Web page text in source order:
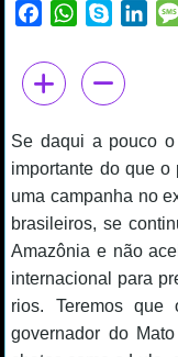
FacebookWhatsApp
Skype
Se daqui a pouco
importante do que o
uma campanha no
brasileiros, se
Amazônia e não
internacional para
rios. Teremos que
governador do